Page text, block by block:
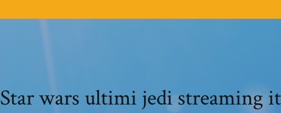
Star wars ultimi jedi streaming